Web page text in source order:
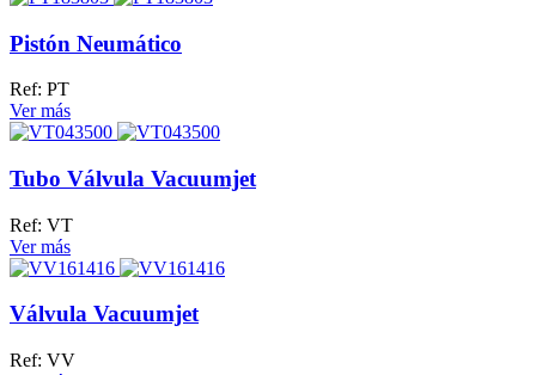
Pistón Neumático
Ref: PT
Ver más
Tubo Válvula Vacuumjet
Ref: VT
Ver más
Válvula Vacuumjet
Ref: VV